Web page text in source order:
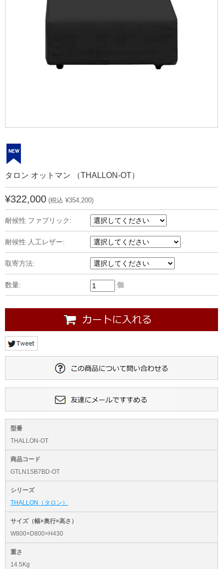
タロン オットマン （THALLON-OT）
¥322,000 (税込 ¥354,200)
耐候性 ファブリック:
耐候性 人工レザー:
取寄方法:
数量: 個
型番
THALLON-OT
商品コード
GTLN1SB7BD-OT
シリーズ
THALLON（タロン）
サイズ（幅×奥行×高さ）
W800×D800×H430
重さ
14.5Kg